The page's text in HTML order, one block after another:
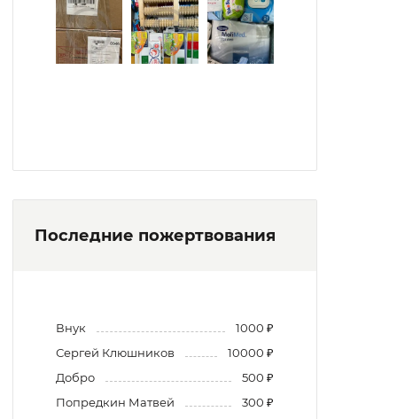
Последние пожертвования
Внук
1000 ₽
Сергей Клюшников
10000 ₽
Добро
500 ₽
Попредкин Матвей
300 ₽